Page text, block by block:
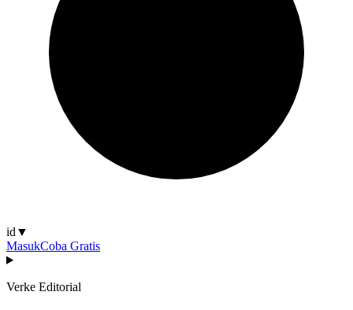
id ▼
MasukCoba Gratis
Verke Editorial